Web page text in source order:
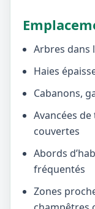
Arbres dans
Haies
Cabanons,
Avancées
couvertes
Abords
fréquentés
Zones